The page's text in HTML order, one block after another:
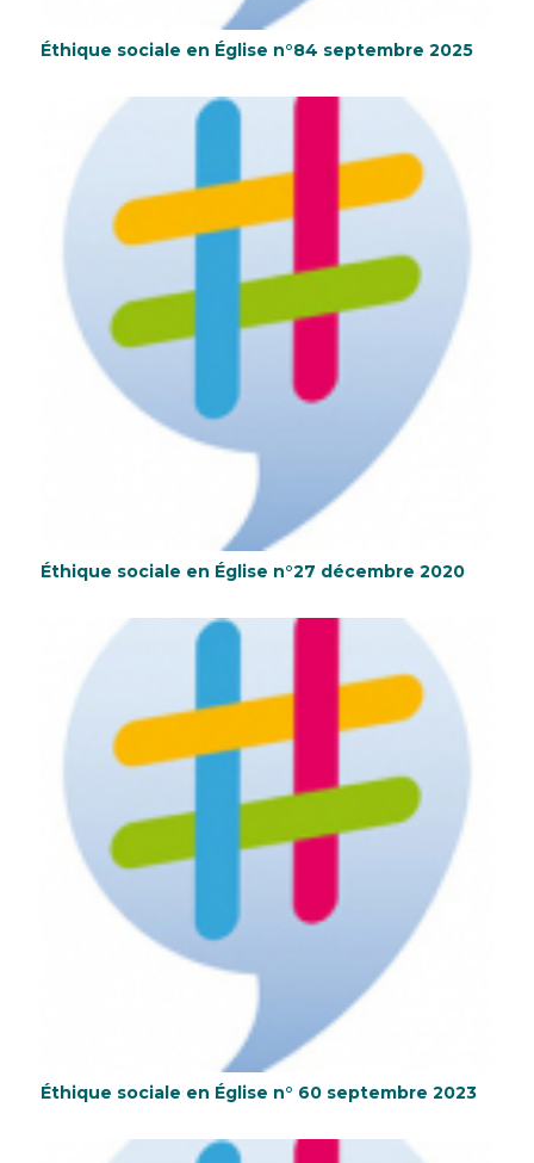
Éthique sociale en Église n°84 septembre 2025
Éthique sociale en Église n°27 décembre 2020
Éthique sociale en Église n° 60 septembre 2023